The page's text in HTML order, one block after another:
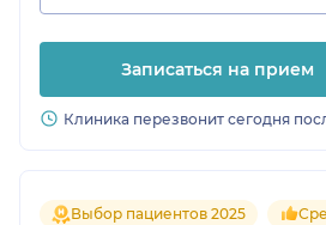
Записаться на прием
Клиника перезвонит сегодня
Выбор пациентов 2025